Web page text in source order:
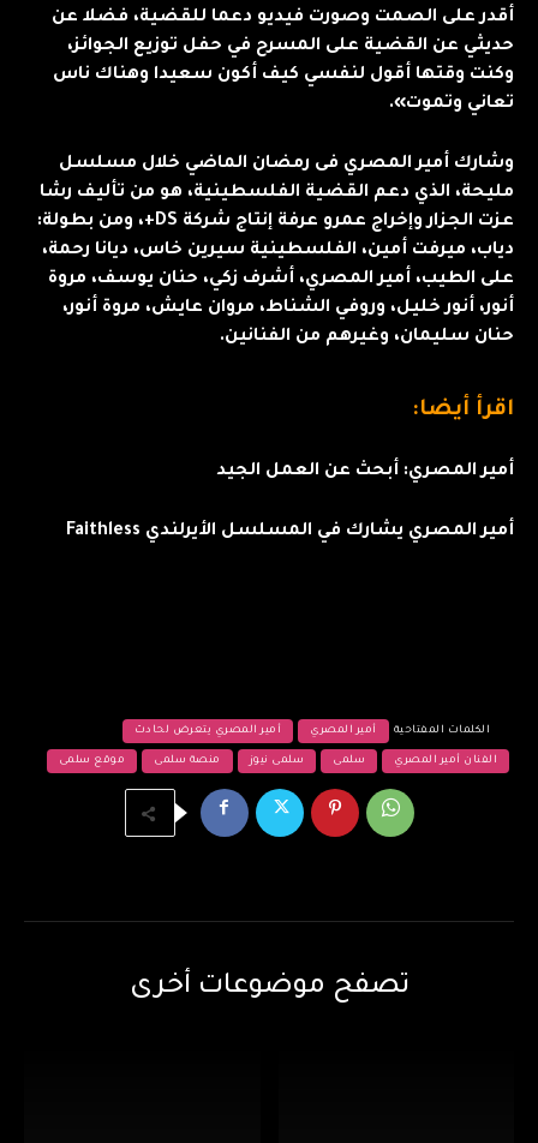
أقدر على الصمت وصورت فيديو دعما للقضية، فضلا عن
حديثي عن القضية على المسرح في حفل توزيع الجوائز،
وكنت وقتها أقول لنفسي كيف أكون سعيدا وهناك ناس
تعاني وتموت».
وشارك أمير المصري فى رمضان الماضي خلال مسلسل
مليحة، الذي دعم القضية الفلسطينية، هو من تأليف رشا
عزت الجزار وإخراج عمرو عرفة إنتاج شركة DS+، ومن بطولة:
دياب، ميرفت أمين، الفلسطينية سيرين خاس، ديانا رحمة،
على الطيب، أمير المصري، أشرف زكي، حنان يوسف، مروة
أنور، أنور خليل، وروفي الشناط، مروان عايش، مروة أنور،
حنان سليمان، وغيرهم من الفنانين.
اقرأ أيضا:
أمير المصري: أبحث عن العمل الجيد
أمير المصري يشارك في المسلسل الأيرلندي Faithless
الكلمات المفتاحية أمير المصري أمير المصري يتعرض لحادث
الفنان أمير المصري سلمى سلمى نيوز منصة سلمى موقع سلمى
تصفح موضوعات أخرى